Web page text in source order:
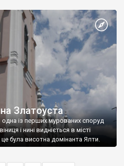
Златоуста
із перших мурованих споруд
і нині видніється в місті
була висотна домінанта Ялти.